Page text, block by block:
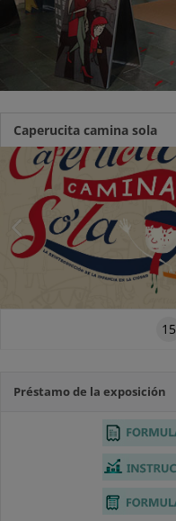
Caperucita camina sola
15
Préstamo de la exposición